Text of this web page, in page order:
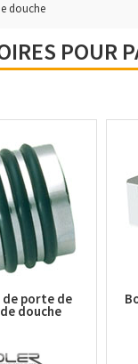
douche
POUR
porte de
douche